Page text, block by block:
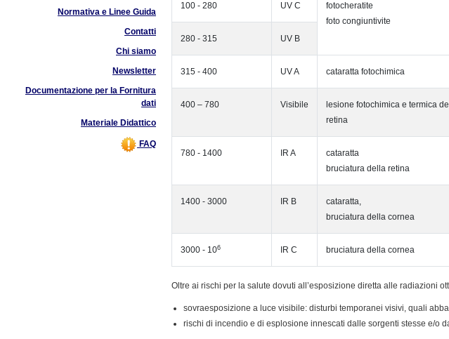
Normativa e Linee Guida
Contatti
Chi siamo
Newsletter
Documentazione per la Fornitura
dati
Materiale Didattico
FAQ
100 - 280 UV C
fotocheratite
foto congiuntivite
280 - 315 UV B
315 - 400 UV A cataratta fotochimica
400 – 780
Visibile
lesione fotochimica e termica
retina
780 - 1400 IR A
cataratta
bruciatura della retina
1400 - 3000 IR B
cataratta,
bruciatura della cornea
3000 - 106 IR C bruciatura della cornea
Oltre ai rischi per la salute dovuti all’esposizione diretta alle radiazioni
sovraesposizione a luce visibile: disturbi temporanei visivi, quali
rischi di incendio e di esplosione innescati dalle sorgenti stesse e/o